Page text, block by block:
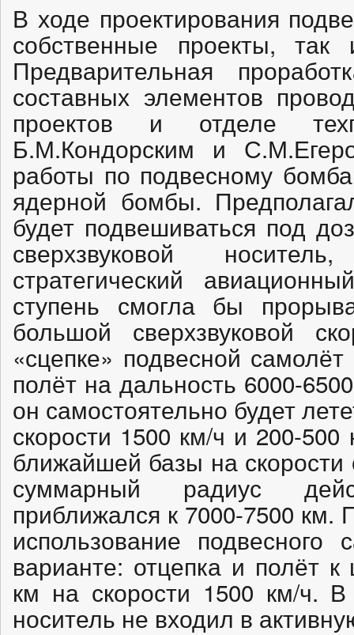
В ходе проектирования
собственные проекты,
Предварительная
составных элементов
проектов и отделе
Б.М.Кондорским и
работы по подвесному
ядерной бомбы.
будет подвешиваться под
сверхзвуковой
стратегический
ступень смогла бы
большой сверхзвуковой
«сцепке» подвесной
полёт на дальность 6000-
он самостоятельно будет
скорости 1500 км/ч и 200-
ближайшей базы на скорости
суммарный радиус
приближался к 7000-7500 км.
использование подвесного
варианте: отцепка и полёт
км на скорости 1500 км/ч.
носитель не входил в